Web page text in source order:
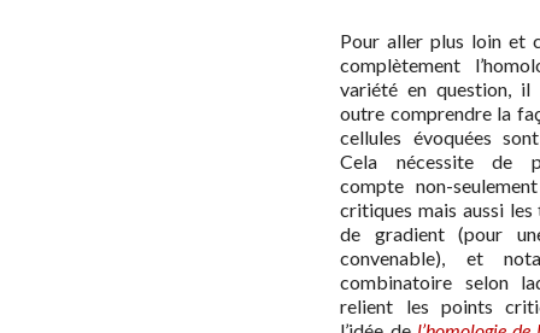
Pour aller plus loin et
complètement
variété en question, il
outre comprendre la
cellules évoquées
Cela nécessite de
compte non-
critiques mais aussi
de gradient (pour
convenable), et
combinatoire selon
relient les points